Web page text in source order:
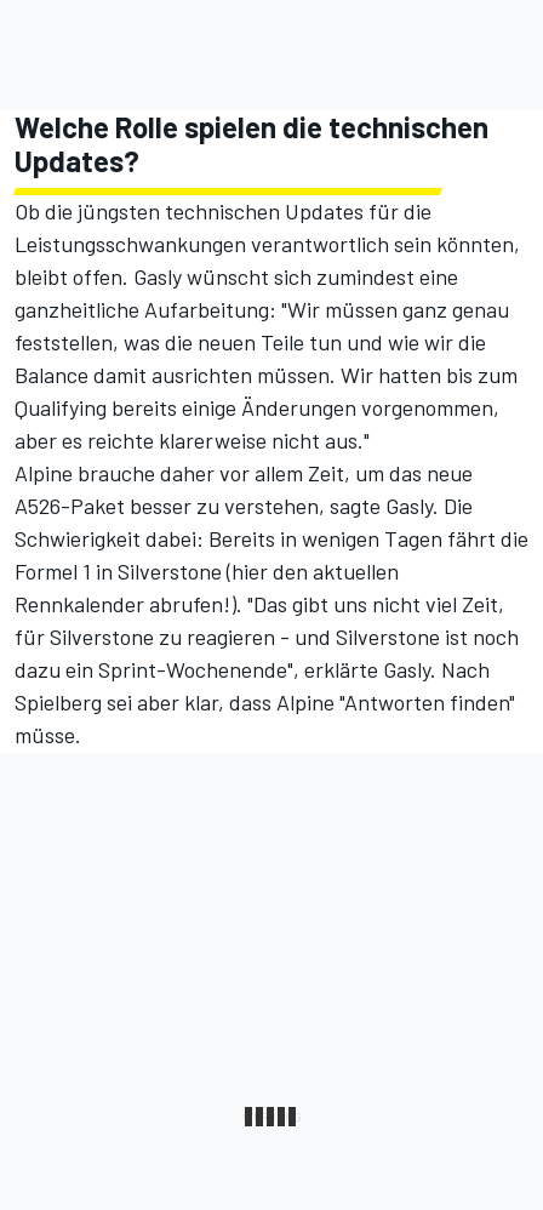
Welche Rolle spielen die technischen
Updates?
Ob die jüngsten technischen Updates für die
Leistungsschwankungen verantwortlich sein könnten,
bleibt offen. Gasly wünscht sich zumindest eine
ganzheitliche Aufarbeitung: "Wir müssen ganz genau
feststellen, was die neuen Teile tun und wie wir die
Balance damit ausrichten müssen. Wir hatten bis zum
Qualifying bereits einige Änderungen vorgenommen,
aber es reichte klarerweise nicht aus."
Alpine brauche daher vor allem Zeit, um das neue
A526-Paket besser zu verstehen, sagte Gasly. Die
Schwierigkeit dabei: Bereits in wenigen Tagen fährt die
Formel 1 in Silverstone (hier den aktuellen
Rennkalender abrufen!). "Das gibt uns nicht viel Zeit,
für Silverstone zu reagieren - und Silverstone ist noch
dazu ein Sprint-Wochenende", erklärte Gasly. Nach
Spielberg sei aber klar, dass Alpine "Antworten finden"
müsse.